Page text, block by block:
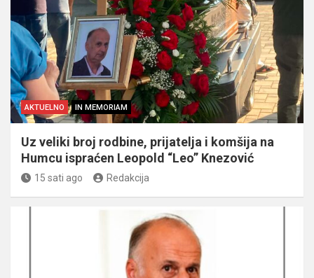
AKTUELNO IN MEMORIAM
Uz veliki broj rodbine, prijatelja i komšija na
Humcu ispraćen Leopold “Leo” Knezović
15 sati ago Redakcija